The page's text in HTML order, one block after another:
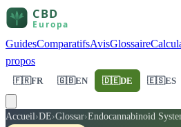
GuidesComparatifsAvisGlossaire
propos
🇫🇷FR 🇬🇧EN 🇩🇪DE 🇪🇸ES
Accueil›DE›Glossar›Endocannabinoid